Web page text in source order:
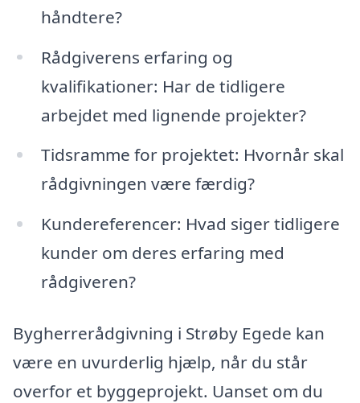
håndtere?
Rådgiverens erfaring og
kvalifikationer: Har de tidligere
arbejdet med lignende projekter?
Tidsramme for projektet: Hvornår skal
rådgivningen være færdig?
Kundereferencer: Hvad siger tidligere
kunder om deres erfaring med
rådgiveren?
Bygherrerådgivning i Strøby Egede kan
være en uvurderlig hjælp, når du står
overfor et byggeprojekt. Uanset om du